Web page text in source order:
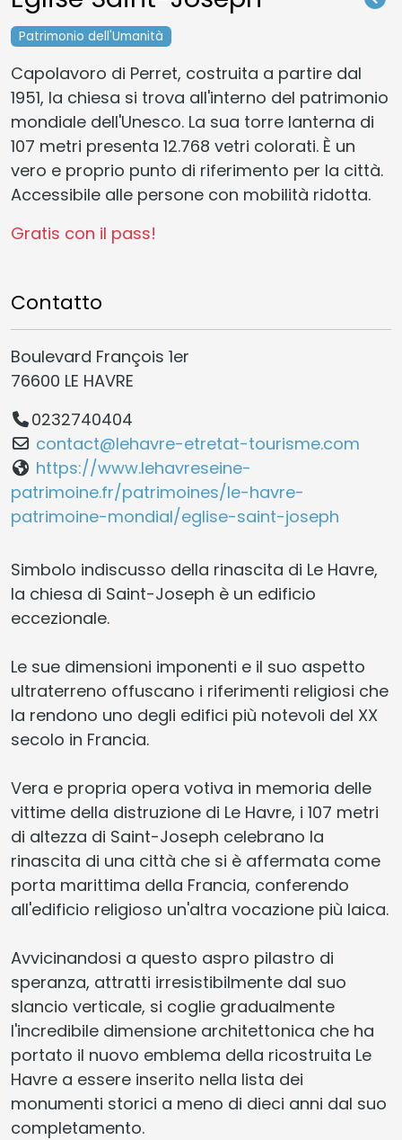
Patrimonio dell'Umanità
Capolavoro di Perret, costruita a partire dal
1951, la chiesa si trova all'interno del patrimonio
mondiale dell'Unesco. La sua torre lanterna di
107 metri presenta 12.768 vetri colorati. È un
vero e proprio punto di riferimento per la città.
Accessibile alle persone con mobilità ridotta.
Gratis con il pass!
Contatto
Boulevard François 1er
76600 LE HAVRE
0232740404
contact@lehavre-etretat-tourisme.com
https://www.lehavreseine-
patrimoine.fr/patrimoines/le-havre-
patrimoine-mondial/eglise-saint-joseph
Simbolo indiscusso della rinascita di Le Havre,
la chiesa di Saint-Joseph è un edificio
eccezionale.
Le sue dimensioni imponenti e il suo aspetto
ultraterreno offuscano i riferimenti religiosi che
la rendono uno degli edifici più notevoli del XX
secolo in Francia.
Vera e propria opera votiva in memoria delle
vittime della distruzione di Le Havre, i 107 metri
di altezza di Saint-Joseph celebrano la
rinascita di una città che si è affermata come
porta marittima della Francia, conferendo
all'edificio religioso un'altra vocazione più laica.
Avvicinandosi a questo aspro pilastro di
speranza, attratti irresistibilmente dal suo
slancio verticale, si coglie gradualmente
l'incredibile dimensione architettonica che ha
portato il nuovo emblema della ricostruita Le
Havre a essere inserito nella lista dei
monumenti storici a meno di dieci anni dal suo
completamento.